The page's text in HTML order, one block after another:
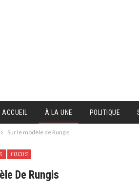
ACCUEIL À LA UNE POLITIQUE
Sur le modèle de Rungis
FOCUS
De Rungis